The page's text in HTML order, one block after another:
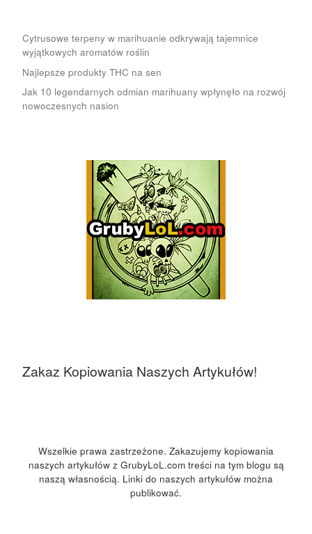
Cytrusowe terpeny w marihuanie odkrywają tajemnice
wyjątkowych aromatów roślin
Najlepsze produkty THC na sen
Jak 10 legendarnych odmian marihuany wpłynęło na rozwój
nowoczesnych nasion
Zakaz Kopiowania Naszych Artykułów!
Wszelkie prawa zastrzeżone. Zakazujemy kopiowania
naszych artykułów z GrubyLoL.com treści na tym blogu są
naszą własnością. Linki do naszych artykułów można
publikować.